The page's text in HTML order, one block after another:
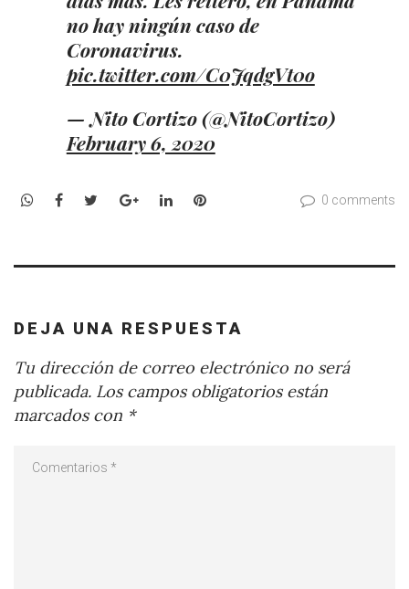
no hay ningún caso de
Coronavirus.
pic.twitter.com/C0JqdgVt0o
— Nito Cortizo (@NitoCortizo)
February 6, 2020
WhatsApp
Facebook
TwitterGoogle+LinkedInPinterest 0 comments
DEJA UNA RESPUESTA
Tu dirección de correo electrónico no será
publicada. Los campos obligatorios están
marcados con *